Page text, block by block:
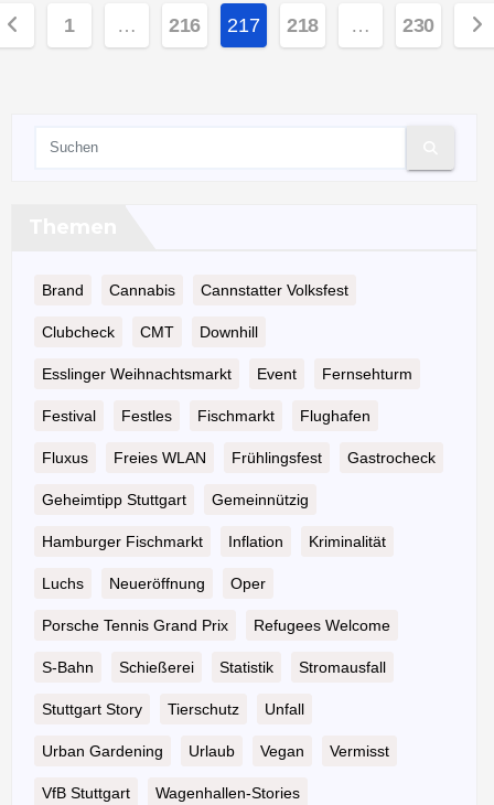
1 … 216 217 218 … 230
Brand Cannabis Cannstatter Volksfest
Clubcheck CMT Downhill
Esslinger Weihnachtsmarkt Event Fernsehturm
Festival Festles Fischmarkt Flughafen
Fluxus Freies WLAN Frühlingsfest Gastrocheck
Geheimtipp Stuttgart Gemeinnützig
Hamburger Fischmarkt Inflation Kriminalität
Luchs Neueröffnung Oper
Porsche Tennis Grand Prix Refugees Welcome
S-Bahn Schießerei Statistik Stromausfall
Stuttgart Story Tierschutz Unfall
Urban Gardening Urlaub Vegan Vermisst
VfB Stuttgart Wagenhallen-Stories